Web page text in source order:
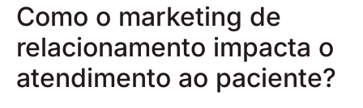
Como o marketing de
relacionamento impacta o
atendimento ao paciente?